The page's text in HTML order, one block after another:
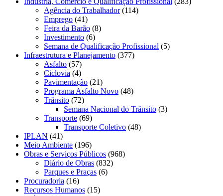
Agência do Trabalhador(114)
Emprego (41)
Feira da Barão (8)
Investimento (6)
Semana de Qualificação Profissional (5)
Infraestrutura e Planejamento (377)
Asfalto (57)
Ciclovia (4)
Pavimentação (21)
Programa Asfalto Novo (48)
Trânsito (72)
Semana Nacional do Trânsito (3)
Transporte (69)
Transporte Coletivo (48)
IPLAN (41)
Meio Ambiente (196)
Obras e Serviços Públicos (968)
Diário de Obras (832)
Parques e Praças (6)
Procuradoria (16)
Recursos Humanos (15)